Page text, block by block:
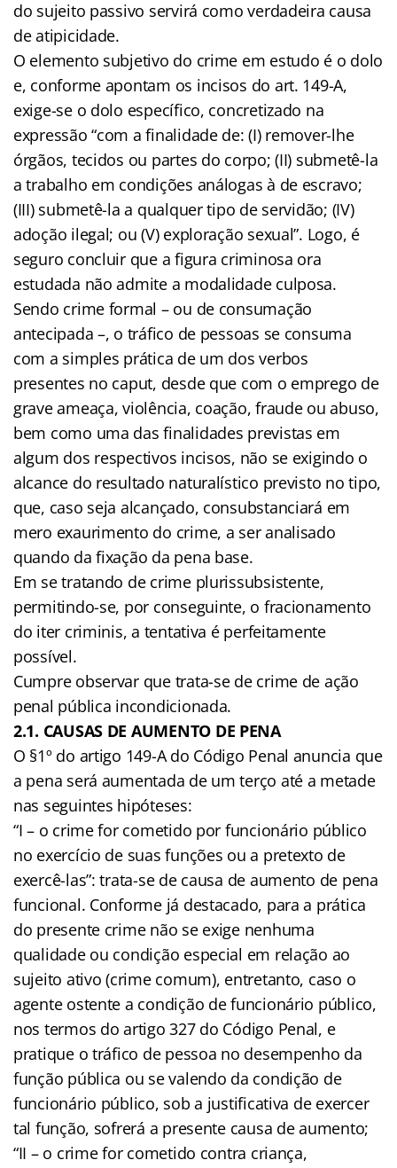
do sujeito passivo servirá como verdadeira causa
de atipicidade.
O elemento subjetivo do crime em estudo é o dolo
e, conforme apontam os incisos do art. 149-A,
exige-se o dolo específico, concretizado na
expressão “com a finalidade de: (I) remover-lhe
órgãos, tecidos ou partes do corpo; (II) submetê-la
a trabalho em condições análogas à de escravo;
(III) submetê-la a qualquer tipo de servidão; (IV)
adoção ilegal; ou (V) exploração sexual”. Logo, é
seguro concluir que a figura criminosa ora
estudada não admite a modalidade culposa.
Sendo crime formal – ou de consumação
antecipada –, o tráfico de pessoas se consuma
com a simples prática de um dos verbos
presentes no caput, desde que com o emprego de
grave ameaça, violência, coação, fraude ou abuso,
bem como uma das finalidades previstas em
algum dos respectivos incisos, não se exigindo o
alcance do resultado naturalístico previsto no tipo,
que, caso seja alcançado, consubstanciará em
mero exaurimento do crime, a ser analisado
quando da fixação da pena base.
Em se tratando de crime plurissubsistente,
permitindo-se, por conseguinte, o fracionamento
do iter criminis, a tentativa é perfeitamente
possível.
Cumpre observar que trata-se de crime de ação
penal pública incondicionada.
2.1. CAUSAS DE AUMENTO DE PENA
O §1º do artigo 149-A do Código Penal anuncia que
a pena será aumentada de um terço até a metade
nas seguintes hipóteses:
“I – o crime for cometido por funcionário público
no exercício de suas funções ou a pretexto de
exercê-las”: trata-se de causa de aumento de pena
funcional. Conforme já destacado, para a prática
do presente crime não se exige nenhuma
qualidade ou condição especial em relação ao
sujeito ativo (crime comum), entretanto, caso o
agente ostente a condição de funcionário público,
nos termos do artigo 327 do Código Penal, e
pratique o tráfico de pessoa no desempenho da
função pública ou se valendo da condição de
funcionário público, sob a justificativa de exercer
tal função, sofrerá a presente causa de aumento;
“II – o crime for cometido contra criança,